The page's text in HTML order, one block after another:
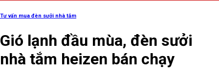
Tư vấn mua đèn sưởi nhà tắm
Gió lạnh đầu mùa, đèn sưởi
nhà tắm heizen bán chạy